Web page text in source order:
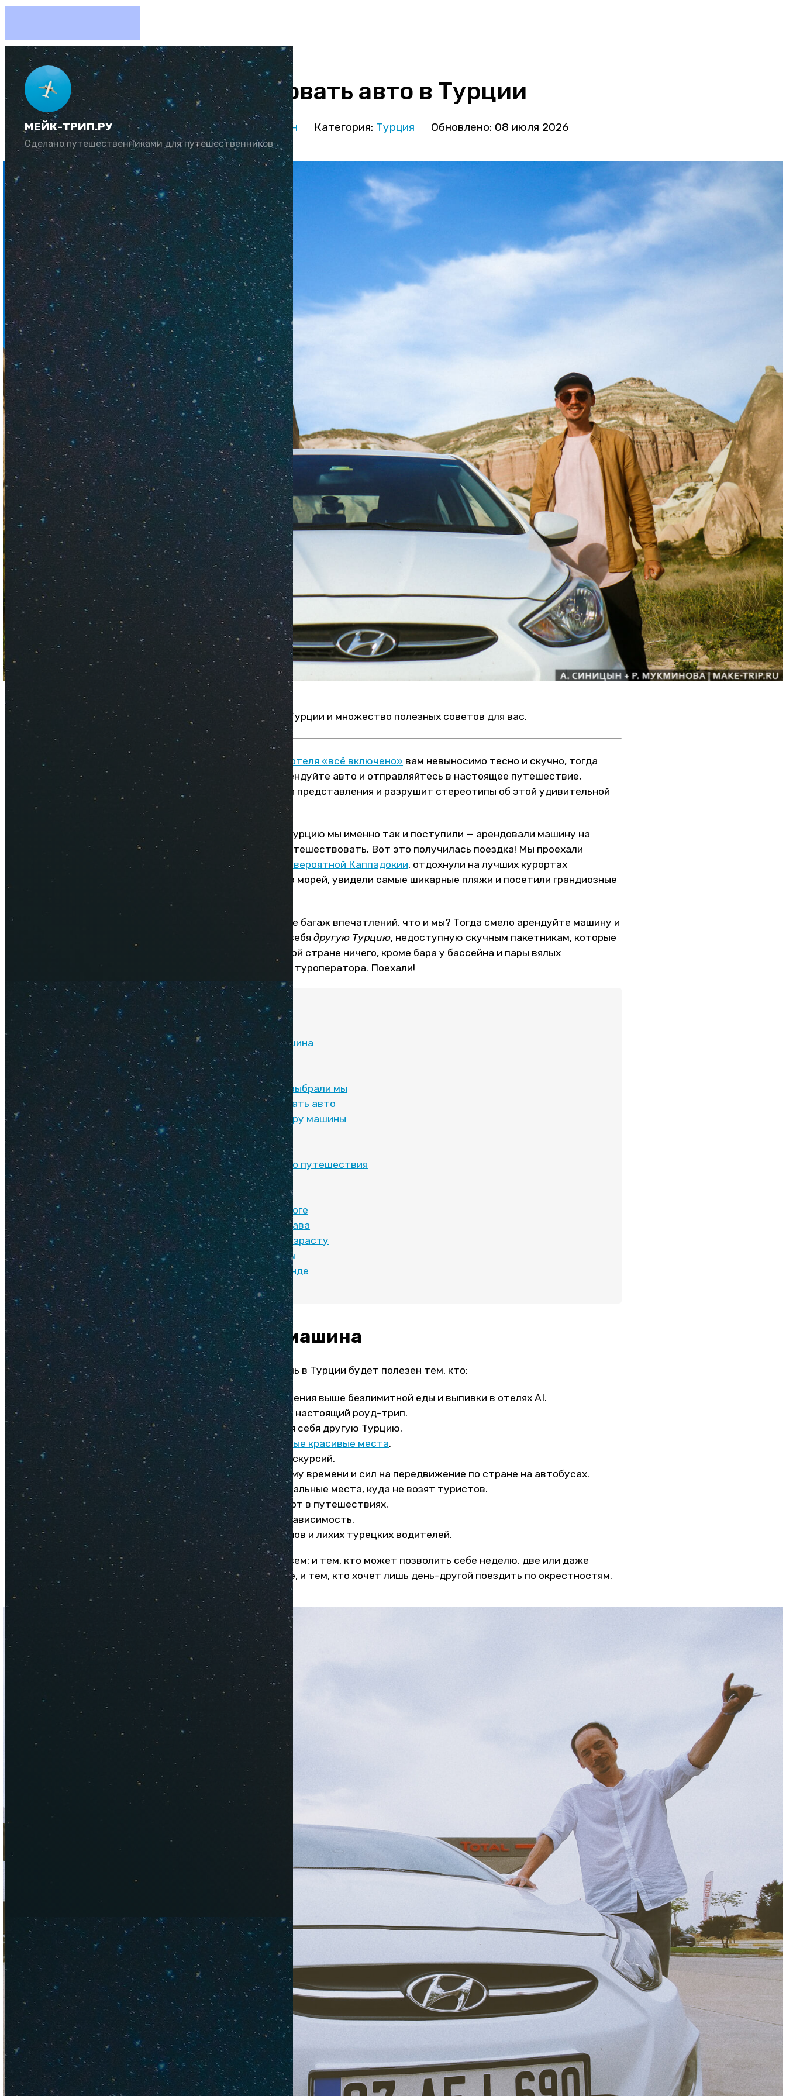
МЕЙК-ТРИП.РУ
Сделано путешественниками для путешественников
Как арендовать авто в Турции
Автор: Алексей Синицын Категория: Турция Обновлено: 08 июля 2026
Мой опыт аренды авто в Турции и множество полезных советов для вас.
Если в стенах турецкого отеля «всё включено» вам невыносимо тесно и скучно, тогда
спасайте свой отдых! Арендуйте авто и отправляйтесь в настоящее путешествие,
которое перевернет ваши представления и разрушит стереотипы об этой удивительной
В нашу пятую поездку в Турцию мы именно так и поступили — арендовали машину на
целый месяц и поехали путешествовать. Вот это получилась поездка! Мы проехали
полстраны: побывали в
невероятной Каппадокии, отдохнули на лучших курортах
Средиземного и Эгейского морей, увидели самые шикарные пляжи и посетили грандиозные
Хотите получить такой же багаж впечатлений, что и мы? Тогда смело арендуйте машину и
вперед — открывать для себядругую Турцию, недоступную скучным пакетникам, которые
не видят в этой прекрасной стране ничего, кроме бара у бассейна и пары вялых
автобусных экскурсий от туроператора. Поехали!
Содержание:
Кому нужна машина
Где дешевле
Цены
Какую машину выбрали мы
Как забронировать авто
Советы по выбору машины
Получаем авто
Сдаем авто
Маршрут нашего путешествия
Страховка
Депозит
Интернет в дороге
Какие нужны права
Требования к возрасту
Плюсы и минусы
Памятка по аренде
Кому нужна машина
Арендованный автомобиль в Турции будет полезен тем, кто:
Ценит яркие впечатления выше безлимитной еды и выпивки в отелях AI.
Хочет отправиться в настоящий роуд-трип.
Жаждет открыть для себя другую Турцию.
Желает увидеть самые красивые места.
Не любит скучных экскурсий.
Не хочет тратить уйму времени и сил на передвижение по стране на автобусах.
Хочет посетить уникальные места, куда не возят туристов.
Высоко ценит комфорт в путешествиях.
Любит свободу и независимость.
Не боится серпантинов и лихих турецких водителей.
Машина будет полезна всем: и тем, кто может позволить себе неделю, две или даже
месяц кататься по стране, и тем, кто хочет лишь день-другой поездить по окрестностям.